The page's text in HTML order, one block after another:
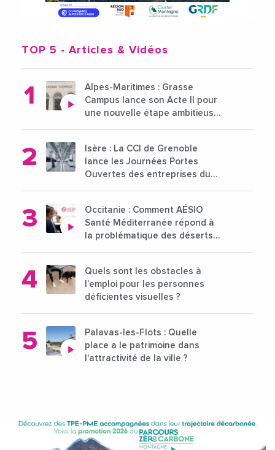
TOP 5 - Articles & Vidéos
Alpes-Maritimes : Grasse
Campus lance son Acte II pour
une nouvelle étape ambitieuse
Isère : La CCI de Grenoble
lance les Journées Portes
Ouvertes des entreprises du
Occitanie : Comment AÉSIO
Santé Méditerranée répond à
la problématique des déserts
Quels sont les obstacles à
l’emploi pour les personnes
déficientes visuelles ?
Palavas-les-Flots : Quelle
place a le patrimoine dans
l'attractivité de la ville ?